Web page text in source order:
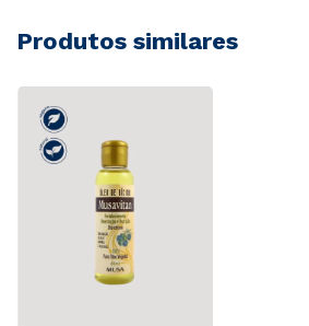
Produtos similares